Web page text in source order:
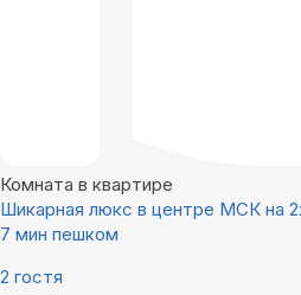
Комната в квартире
Шикарная люкс в центре МСК на
7 мин пешком
2 гостя